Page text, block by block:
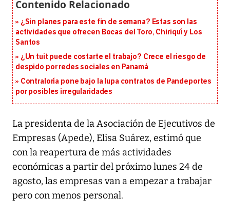
¿Sin planes para este fin de semana? Estas son las
actividades que ofrecen Bocas del Toro, Chiriquí y Los
Santos
¿Un tuit puede costarte el trabajo? Crece el riesgo de
despido por redes sociales en Panamá
Contraloría pone bajo la lupa contratos de Pandeportes
por posibles irregularidades
La presidenta de la Asociación de Ejecutivos de
Empresas (Apede), Elisa Suárez, estimó que
con la reapertura de más actividades
económicas a partir del próximo lunes 24 de
agosto, las empresas van a empezar a trabajar
pero con menos personal.